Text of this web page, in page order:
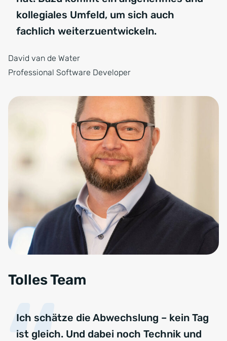
kollegiales Umfeld, um sich auch
fachlich weiterzuentwickeln.
David van de Water
Professional Software Developer
Tolles Team
Ich schätze die Abwechslung – kein Tag
ist gleich. Und dabei noch Technik und